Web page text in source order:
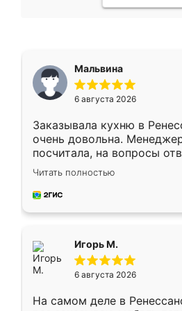
Мальвина
6 августа 2026
Заказывала кухню в
очень довольна.
посчитала, на вопросы
Замерщик приехал в
делу со всей
за день, ребята работали
Читать полностью
Игорь М.
6 августа 2026
На самом деле в